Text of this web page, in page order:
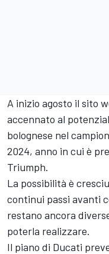
A inizio agosto il sito
accennato al
bolognese nel
2024, anno in cui è
Triumph.
La possibilità è
continui passi avanti
restano ancora
poterla realizzare.
Il piano di Ducati